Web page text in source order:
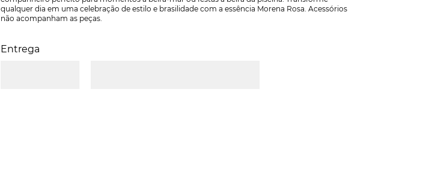
qualquer dia em uma celebração de estilo e brasilidade com a essência Morena Rosa. Acessórios
não acompanham as peças.
Entrega